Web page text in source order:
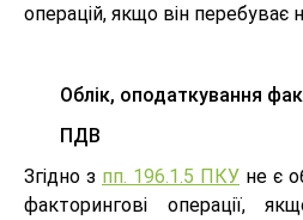
операцій, якщо він перебуває
Облік, оподаткування
ПДВ
Згідно з пп. 196.1.5 ПКУ не є
факторингові операції,